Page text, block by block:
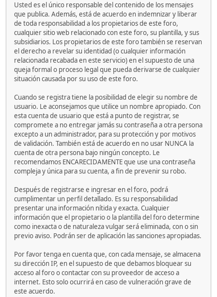
Usted es el único responsable del contenido de los mensajes
que publica. Además, está de acuerdo en indemnizar y liberar
de toda responsabilidad a los propietarios de este foro,
cualquier sitio web relacionado con este foro, su plantilla, y sus
subsidiarios. Los propietarios de este foro también se reservan
el derecho a revelar su identidad (o cualquier información
relacionada recabada en este servicio) en el supuesto de una
queja formal o proceso legal que pueda derivarse de cualquier
situación causada por su uso de este foro.
Cuando se registra tiene la posibilidad de elegir su nombre de
usuario. Le aconsejamos que utilice un nombre apropiado. Con
esta cuenta de usuario que está a punto de registrar, se
compromete a no entregar jamás su contraseña a otra persona
excepto a un administrador, para su protección y por motivos
de validación. También está de acuerdo en no usar NUNCA la
cuenta de otra persona bajo ningún concepto. Le
recomendamos ENCARECIDAMENTE que use una contraseña
compleja y única para su cuenta, a fin de prevenir su robo.
Después de registrarse e ingresar en el foro, podrá
cumplimentar un perfil detallado. Es su responsabilidad
presentar una información nítida y exacta. Cualquier
información que el propietario o la plantilla del foro determine
como inexacta o de naturaleza vulgar será eliminada, con o sin
previo aviso. Podrán ser de aplicación las sanciones apropiadas.
Por favor tenga en cuenta que, con cada mensaje, se almacena
su dirección IP, en el supuesto de que debamos bloquear su
acceso al foro o contactar con su proveedor de acceso a
internet. Esto solo ocurrirá en caso de vulneración grave de
este acuerdo.